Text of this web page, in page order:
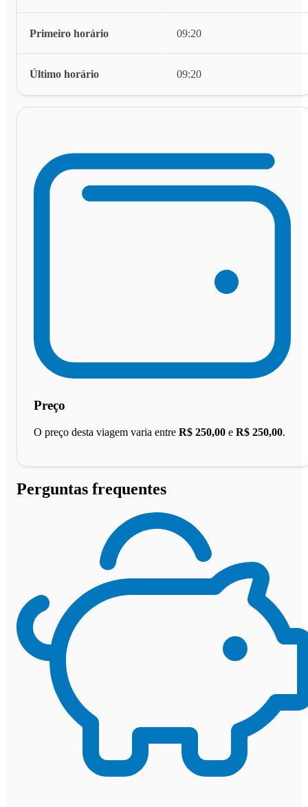
Primeiro horário 09:20
Último horário 09:20
Preço
O preço desta viagem varia entre R$ 250,00 e R$ 250,00.
Perguntas frequentes